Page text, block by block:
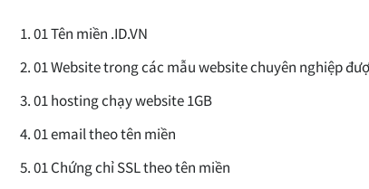
01 Tên miền .ID.VN
01 Website trong các mẫu website chuyên nghiệp
01 hosting chạy website 1GB
01 email theo tên miền
01 Chứng chỉ SSL theo tên miền